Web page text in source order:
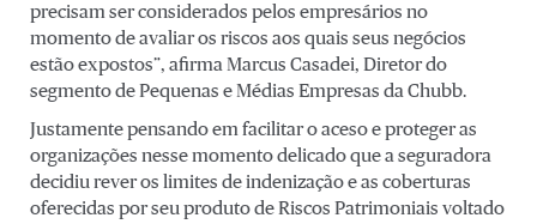
precisam ser considerados pelos empresários no
momento de avaliar os riscos aos quais seus negócios
estão expostos”, afirma Marcus Casadei, Diretor do
segmento de Pequenas e Médias Empresas da Chubb.
Justamente pensando em facilitar o aceso e proteger as
organizações nesse momento delicado que a seguradora
decidiu rever os limites de indenização e as coberturas
oferecidas por seu produto de Riscos Patrimoniais voltado